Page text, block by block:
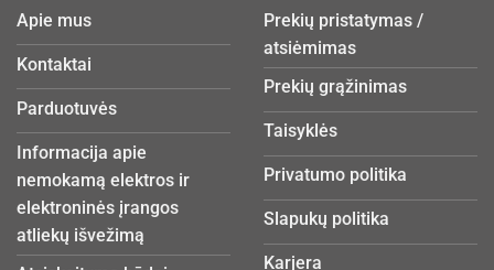
Apie mus
Kontaktai
Parduotuvės
Informacija apie
nemokamą elektros ir
elektroninės įrangos
atliekų išvežimą
Prekių pristatymas /
atsiėmimas
Prekių grąžinimas
Taisyklės
Privatumo politika
Slapukų politika
Karjera